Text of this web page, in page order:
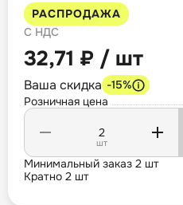
РАСПРОДАЖА
С НДС
32,71 ₽ / шт
Ваша скидка -15%
Розничная цена
шт
Минимальный заказ 2 шт
Кратно 2 шт